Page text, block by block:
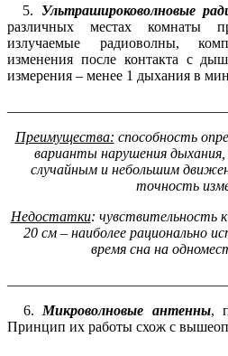
5. Ультрашироковолновые
различных местах комнаты
излучаемые радиоволны,
изменения после контакта с
измерения – менее 1 дыхания в
Преимущества: способность
варианты нарушения дыхания,
случайным и небольшим
точность
Недостатки: чувствительность
20 см – наиболее рационально
время сна на
6. Микроволновые антенны,
Принцип их работы схож с